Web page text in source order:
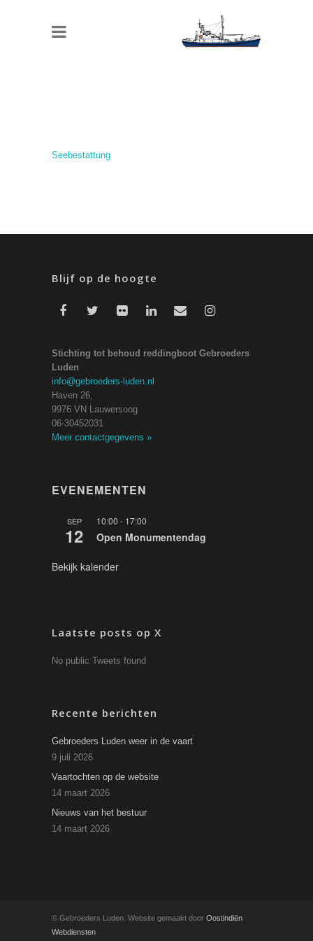
Seebestattung
Blijf op de hoogte
Stichting tot behoud reddingboot Gebroeders
Luden
info@gebroeders-luden.nl
Haven 26,
9976 VN Lauwersoog
06-30452031
Meer contactgegevens »
EVENEMENTEN
SEP
12
10:00 - 17:00
Open Monumentendag
Bekijk kalender
Laatste posts op X
No public Tweets found
Recente berichten
Gebroeders Luden weer in de vaart
9 juli 2026
Vaartochten op de website
14 maart 2026
Nieuws van het bestuur
14 maart 2026
© Gebroeders Luden. Website gemaakt door Oostindiën
Webdiensten